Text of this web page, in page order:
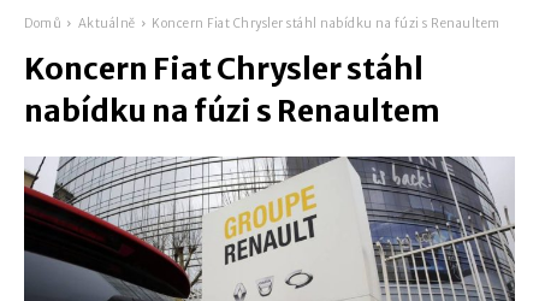
Domů Aktuálně Koncern Fiat Chrysler stáhl nabídku na fúzi s Renaultem
Koncern Fiat Chrysler stáhl
nabídku na fúzi s Renaultem